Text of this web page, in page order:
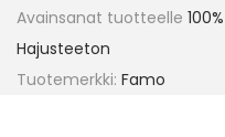
Avainsanat tuotteelle
Hajusteeton
Tuotemerkki: Famo